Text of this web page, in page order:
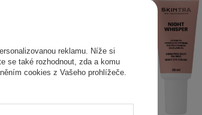
reklamu. Níže si
se také rozhodnout, zda a komu
cookies z Vašeho prohlížeče.